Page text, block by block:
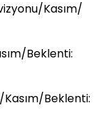
Kasım/
Beklenti:
Beklenti: